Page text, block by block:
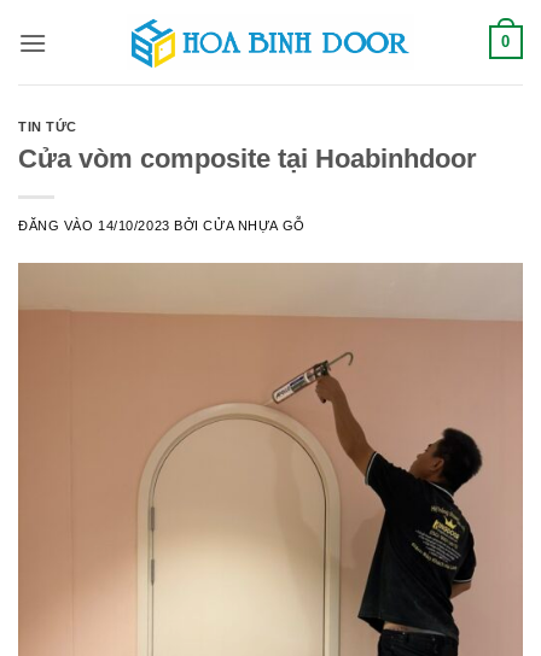
qua
0
TIN TỨC
Cửa vòm composite tại Hoabinhdoor
ĐĂNG VÀO 14/10/2023 BỞICỬA NHỰA GỖ